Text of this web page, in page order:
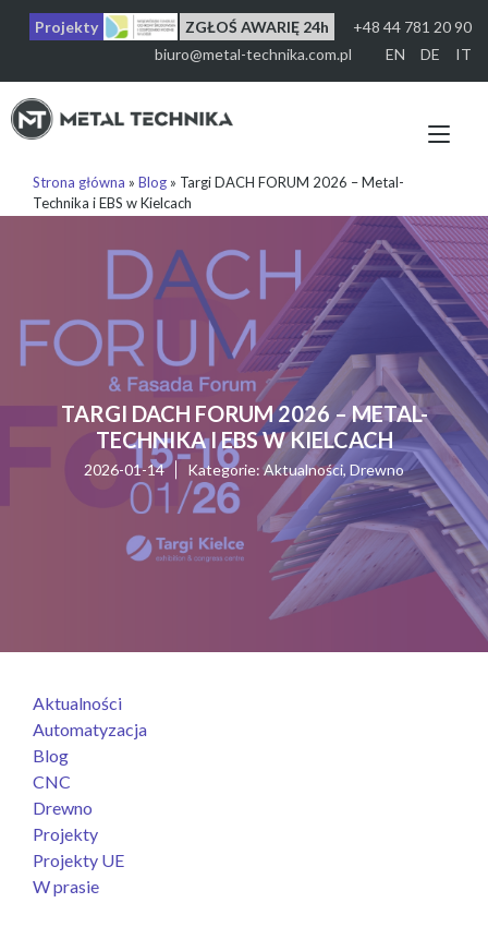
Projekty ZGŁOŚ AWARIĘ 24h
+48 44 781 20 90
biuro@metal-technika.com.pl
EN DE IT
Strona główna » Blog » Targi DACH FORUM 2026 – Metal-
Technika i EBS w Kielcach
TARGI DACH FORUM 2026 – METAL-
TECHNIKA I EBS W KIELCACH
2026-01-14 Kategorie:Aktualności, Drewno
Aktualności
Automatyzacja
Blog
CNC
Drewno
Projekty
Projekty UE
W prasie